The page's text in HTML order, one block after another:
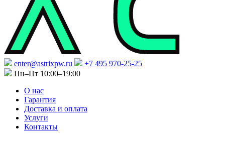
enter@astrixpw.ru
+7 495 970-25-25
Пн–Пт 10:00–19:00
О нас
Гарантия
Доставка и оплата
Услуги
Контакты